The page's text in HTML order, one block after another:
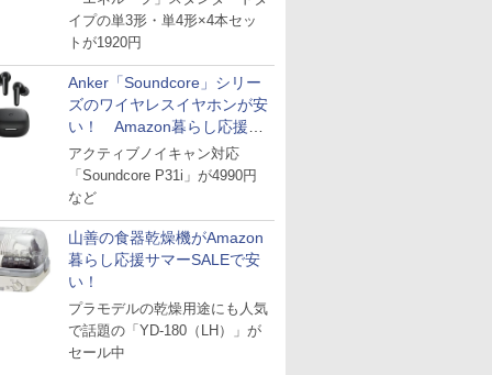
イプの単3形・単4形×4本セッ
トが1920円
Anker「Soundcore」シリー
ズのワイヤレスイヤホンが安
い！ Amazon暮らし応援サ
マーSALE
アクティブノイキャン対応
「Soundcore P31i」が4990円
など
山善の食器乾燥機がAmazon
暮らし応援サマーSALEで安
い！
プラモデルの乾燥用途にも人気
で話題の「YD-180（LH）」が
セール中